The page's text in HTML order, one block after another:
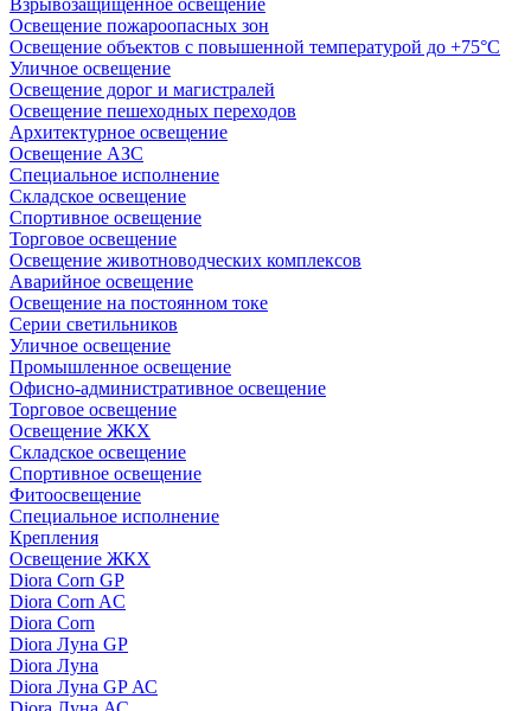
Взрывозащищенное освещение
Освещение пожароопасных зон
Освещение объектов с повышенной температурой до +75°C
Уличное освещение
Освещение дорог и магистралей
Освещение пешеходных переходов
Архитектурное освещение
Освещение АЗС
Специальное исполнение
Складское освещение
Спортивное освещение
Торговое освещение
Освещение животноводческих комплексов
Аварийное освещение
Освещение на постоянном токе
Серии светильников
Уличное освещение
Промышленное освещение
Офисно-административное освещение
Торговое освещение
Освещение ЖКХ
Складское освещение
Спортивное освещение
Фитоосвещение
Специальное исполнение
Крепления
Освещение ЖКХ
Diora Corn GP
Diora Corn AC
Diora Corn
Diora Луна GP
Diora Луна
Diora Луна GP АС